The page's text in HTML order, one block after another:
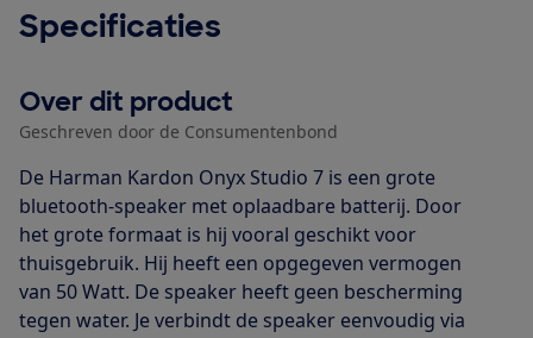
Specificaties
Over dit product
Geschreven door de Consumentenbond
De Harman Kardon Onyx Studio 7 is een grote
bluetooth-speaker met oplaadbare batterij. Door
het grote formaat is hij vooral geschikt voor
thuisgebruik. Hij heeft een opgegeven vermogen
van 50 Watt. De speaker heeft geen bescherming
tegen water. Je verbindt de speaker eenvoudig via